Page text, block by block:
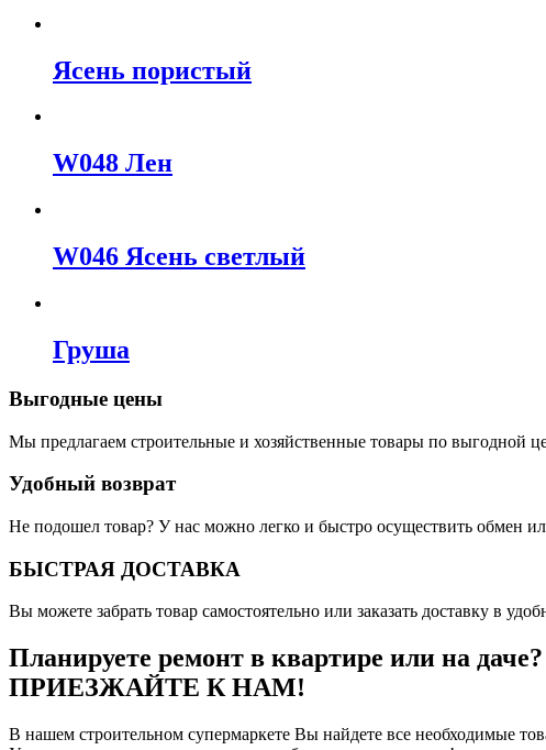
Ясень пористый
W048 Лен
W046 Ясень светлый
Груша
Выгодные цены
Мы предлагаем строительные и хозяйственные товары по выгодной
Удобный возврат
Не подошел товар? У нас можно легко и быстро осуществить обмен
БЫСТРАЯ ДОСТАВКА
Вы можете забрать товар самостоятельно или заказать доставку в
Планируете ремонт в квартире или на даче?
ПРИЕЗЖАЙТЕ К НАМ!
В нашем строительном супермаркете Вы найдете все необходимые